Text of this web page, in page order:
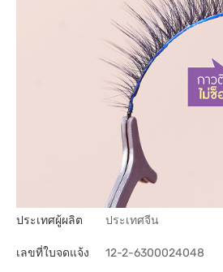
ประเทศผู้ผลิต ประเทศจีน
เลขที่ใบจดแจ้ง 12-2-6300024048